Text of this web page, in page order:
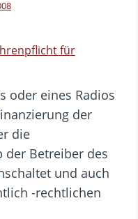
für
oder eines Radios
der
die
der Betreiber des
und auch
-rechtlichen